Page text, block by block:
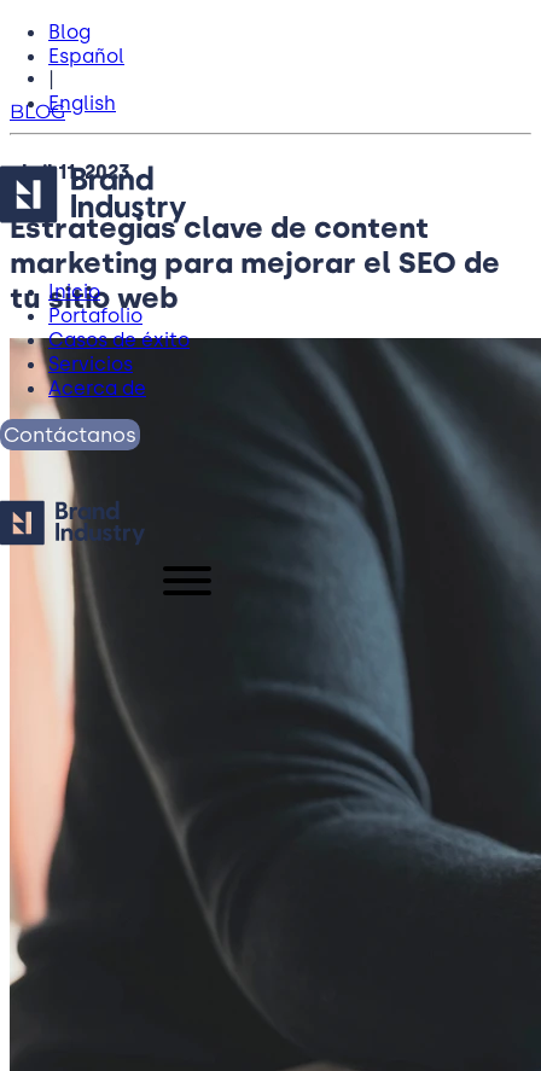
Blog
Español
|
English
Inicio
Portafolio
Casos de éxito
Servicios
Acerca de
Contáctanos
BLOG
abril 11, 2023
Estrategias clave de content
marketing para mejorar el SEO de
tu sitio web